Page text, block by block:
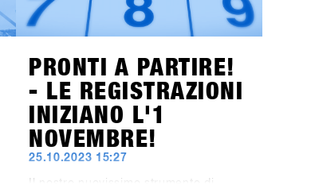
sarà svelato alla fine di luglio, e gli
inviti ai negozi saranno spediti entro la
fine di ottobre!
PRONTI A PARTIRE!
- LE REGISTRAZIONI
INIZIANO L'1
NOVEMBRE!
25.10.2023 15:27
Il nostro nuovissimo strumento di